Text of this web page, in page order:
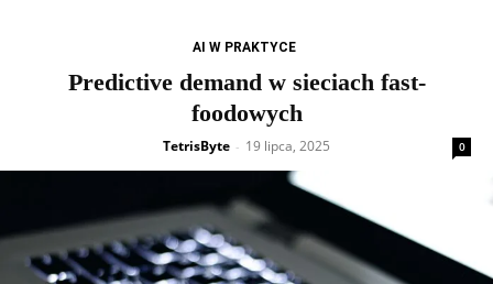
AI W PRAKTYCE
Predictive demand w sieciach fast-
foodowych
TetrisByte - 19 lipca, 2025 0